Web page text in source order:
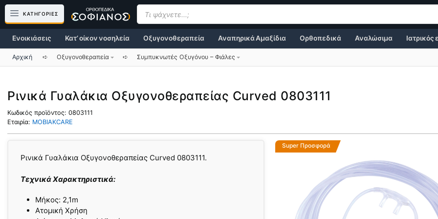
Μετάβαση
περιεχόμενο
ΚΑΤΗΓΟΡΙΕΣ
Products
search
Κατ’ οίκον νοσηλεία Οξυγονοθεραπεία Αναπηρικά Αμαξίδια
Ενοικιάσεις Ορθοπεδικά Αναλώσιμα Ιατρικός
Αρχική ➪ Οξυγονοθεραπεία ➪ Συμπυκνωτές Οξυγόνου – Φιάλες
Ρινικά Γυαλάκια Οξυγονοθεραπείας Curved 0803111
Κωδικός προϊόντος: 0803111
Εταιρία: MOBIAKCARE
Ρινικά Γυαλάκια Οξυγονοθεραπείας Curved 0803111.
Τεχνικά Χαρακτηριστικά:
Μήκος: 2,1m
Ατομική Χρήση
Super Προσφορά